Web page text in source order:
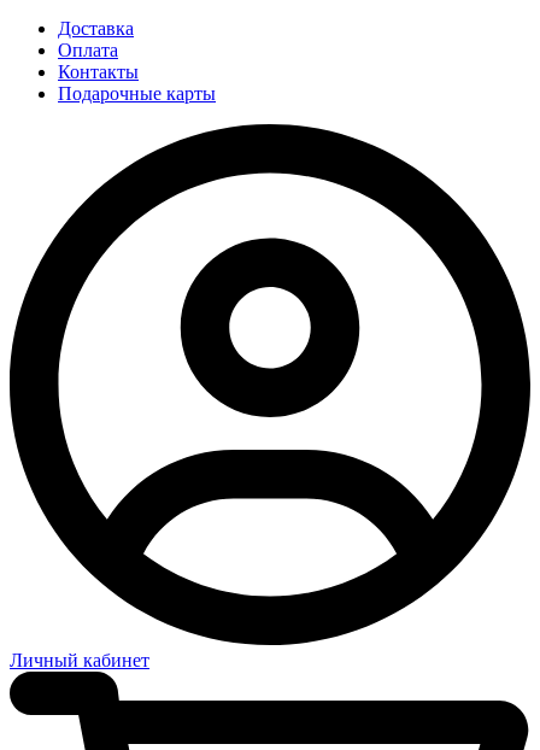
Доставка
Оплата
Контакты
Подарочные карты
Личный кабинет